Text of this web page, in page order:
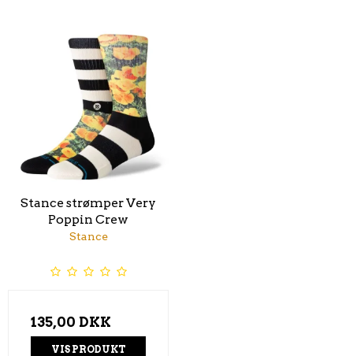
Stance strømper Very
Poppin Crew
Stance
135,00 DKK
VIS PRODUKT